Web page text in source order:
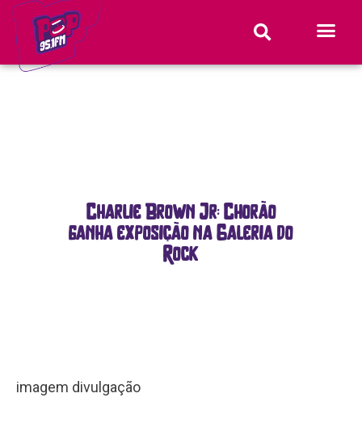
Charlie Brown Jr: Chorão
ganha exposição na Galeria do
Rock
imagem divulgação